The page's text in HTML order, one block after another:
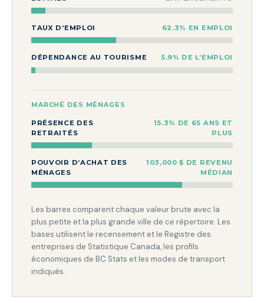
TAUX D’EMPLOI 62.3% EN EMPLOI
DÉPENDANCE AU TOURISME 5.9% DE L’EMPLOI
MARCHÉ DES MÉNAGES
PRÉSENCE DES
RETRAITÉS
15.3% DE 65 ANS ET
PLUS
POUVOIR D’ACHAT DES
MÉNAGES
103,000 $ DE REVENU
MÉDIAN
Les barres comparent chaque valeur brute avec la
plus petite et la plus grande ville de ce répertoire. Les
bases utilisent le recensement et le Registre des
entreprises de Statistique Canada, les profils
économiques de BC Stats et les modes de transport
indiqués.